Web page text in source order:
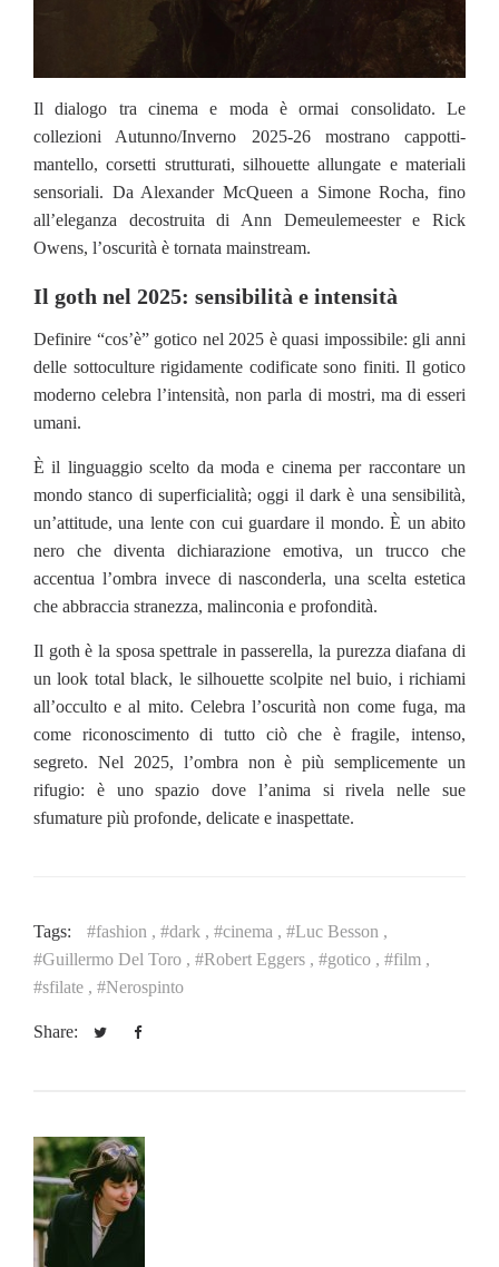
Il dialogo tra cinema e moda è ormai consolidato. Le
collezioni Autunno/Inverno 2025-26 mostrano cappotti-
mantello, corsetti strutturati, silhouette allungate e materiali
sensoriali. Da Alexander McQueen a Simone Rocha, fino
all’eleganza decostruita di Ann Demeulemeester e Rick
Owens, l’oscurità è tornata mainstream.
Il goth nel 2025: sensibilità e intensità
Definire “cos’è” gotico nel 2025 è quasi impossibile: gli anni
delle sottoculture rigidamente codificate sono finiti. Il gotico
moderno celebra l’intensità, non parla di mostri, ma di esseri
umani.
È il linguaggio scelto da moda e cinema per raccontare un
mondo stanco di superficialità; oggi il dark è una sensibilità,
un’attitude, una lente con cui guardare il mondo. È un abito
nero che diventa dichiarazione emotiva, un trucco che
accentua l’ombra invece di nasconderla, una scelta estetica
che abbraccia stranezza, malinconia e profondità.
Il goth è la sposa spettrale in passerella, la purezza diafana di
un look total black, le silhouette scolpite nel buio, i richiami
all’occulto e al mito. Celebra l’oscurità non come fuga, ma
come riconoscimento di tutto ciò che è fragile, intenso,
segreto. Nel 2025, l’ombra non è più semplicemente un
rifugio: è uno spazio dove l’anima si rivela nelle sue
sfumature più profonde, delicate e inaspettate.
Tags: #fashion , #dark , #cinema , #Luc Besson ,
#Guillermo Del Toro , #Robert Eggers , #gotico , #film ,
#sfilate , #Nerospinto
Share: